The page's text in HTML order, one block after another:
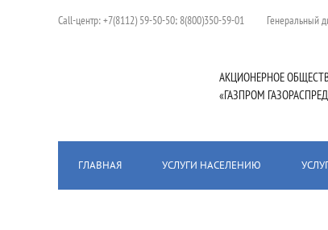
Сall-центр:+7(8112) 59-50-50; 8(800)350-59-01 Генеральный
АКЦИОНЕРНОЕ
«ГАЗПРОМ
ГЛАВНАЯ УСЛУГИ НАСЕЛЕНИЮ